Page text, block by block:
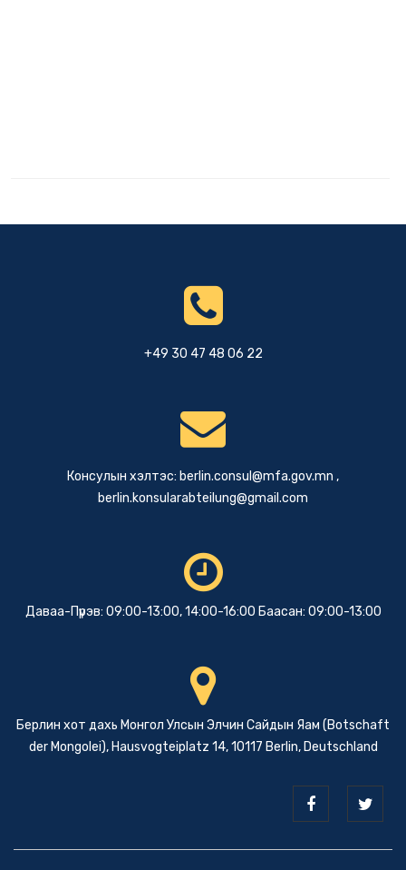
+49 30 47 48 06 22
Консулын хэлтэс: berlin.consul@mfa.gov.mn ,
berlin.konsularabteilung@gmail.com
Даваа-Пүрэв: 09:00-13:00, 14:00-16:00 Баасан: 09:00-13:00
Берлин хот дахь Монгол Улсын Элчин Сайдын Яам (Botschaft
der Mongolei), Hausvogteiplatz 14, 10117 Berlin, Deutschland